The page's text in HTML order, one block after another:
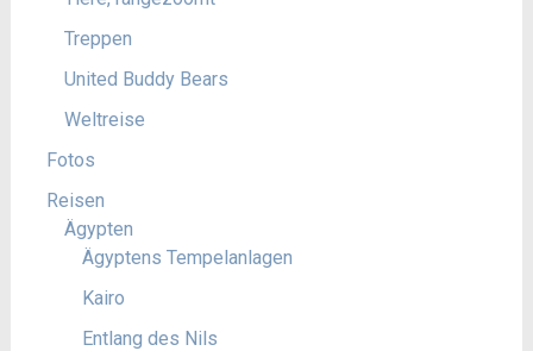
Treppen
United Buddy Bears
Weltreise
Fotos
Reisen
Ägypten
Ägyptens Tempelanlagen
Kairo
Entlang des Nils